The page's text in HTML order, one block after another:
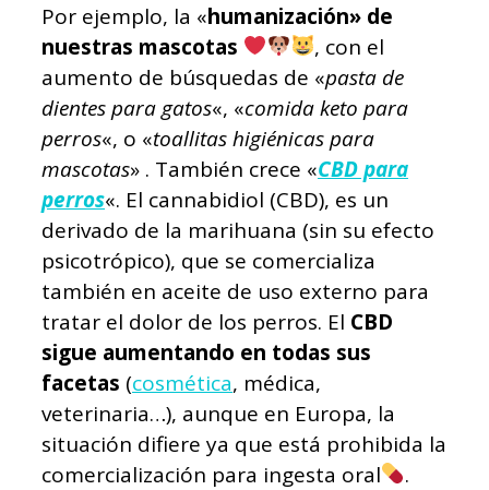
Por ejemplo, la «humanización» de
nuestras mascotas
, con el
aumento de búsquedas de «pasta de
dientes para gatos«, «comida keto para
perros«, o «toallitas higiénicas para
mascotas» . También crece «CBD para
perros«. El cannabidiol (CBD), es un
derivado de la marihuana (sin su efecto
psicotrópico), que se comercializa
también en aceite de uso externo para
tratar el dolor de los perros. El CBD
sigue aumentando en todas sus
facetas (cosmética, médica,
veterinaria…), aunque en Europa, la
situación difiere ya que está prohibida la
comercialización para ingesta oral
.